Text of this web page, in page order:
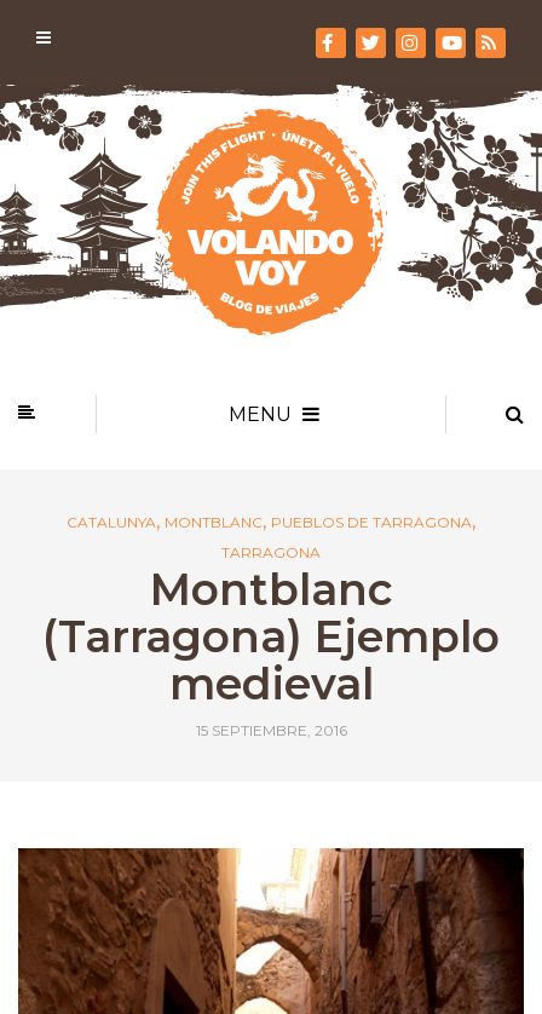
MENU
CATALUNYA, MONTBLANC, PUEBLOS DE TARRAGONA,
TARRAGONA
Montblanc
(Tarragona) Ejemplo
medieval
15 SEPTIEMBRE, 2016